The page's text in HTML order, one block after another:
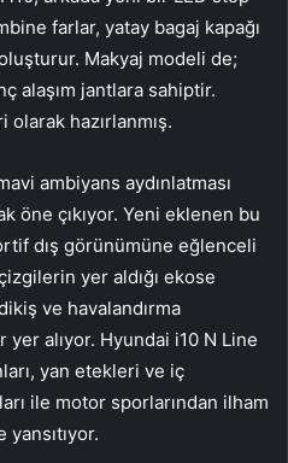
farlar, yatay bagaj kapağı
Makyaj modeli de;
alaşım jantlara sahiptir.
olarak hazırlanmış.
ambiyans aydınlatması
öne çıkıyor. Yeni eklenen bu
dış görünümüne eğlenceli
yer aldığı ekose
ve havalandırma
alıyor. Hyundai i10 N Line
yan etekleri ve iç
ile motor sporlarından ilham
yansıtıyor.